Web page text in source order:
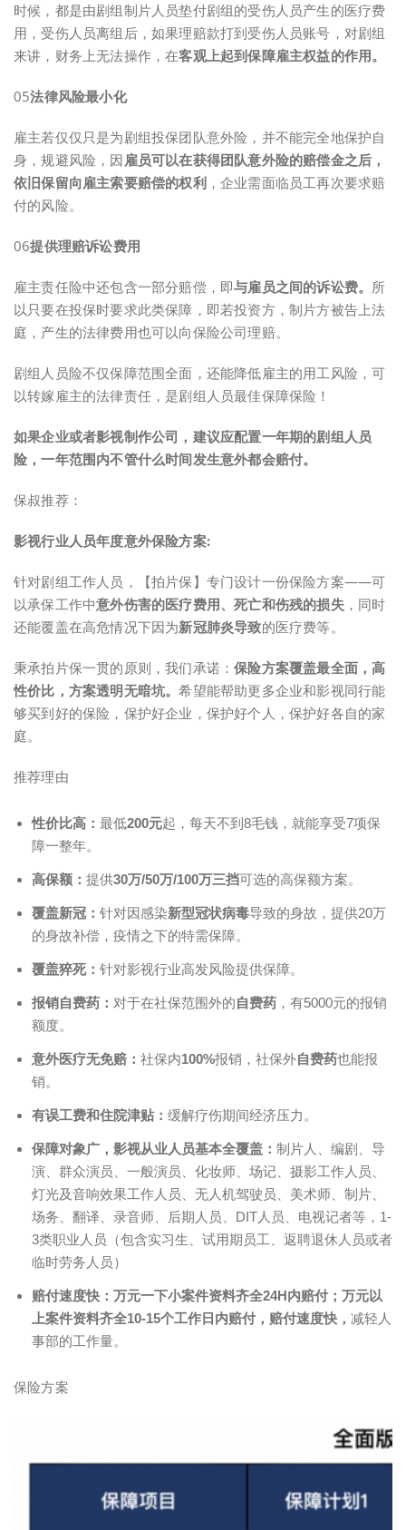
时候，都是由剧组制片人员垫付剧组的受伤人员产生的医疗费
用，受伤人员离组后，如果理赔款打到受伤人员账号，对剧组
来讲，财务上无法操作，在客观上起到保障雇主权益的作用。
05法律风险最小化
雇主若仅仅只是为剧组投保团队意外险，并不能完全地保护自
身，规避风险，因 雇员可以在获得团队意外险的赔偿金之后，
依旧保留向雇主索要赔偿的权利，企业需面临员工再次要求赔
付的风险。
06提供理赔诉讼费用
雇主责任险中还包含一部分赔偿，即与雇员之间的诉讼费。 所
以只要在投保时要求此类保障，即若投资方，制片方被告上法
庭，产生的法律费用也可以向保险公司理赔。
剧组人员险不仅保障范围全面，还能降低雇主的用工风险，可
以转嫁雇主的法律责任，是剧组人员最佳保障保险！
如果企业或者影视制作公司，建议应配置一年期的剧组人员
险，一年范围内不管什么时间发生意外都会赔付。
保叔推荐：
影视行业人员年度意外保险方案:
针对剧组工作人员，【拍片保】专门设计一份保险方案——可
以承保工作中意外伤害的医疗费用、死亡和伤残的损失，同时
还能覆盖在高危情况下因为新冠肺炎导致的医疗费等。
秉承拍片保一贯的原则，我们承诺：保险方案覆盖最全面，高
性价比，方案透明无暗坑。希望能帮助更多企业和影视同行能
够买到好的保险，保护好企业，保护好个人，保护好各自的家
庭。
推荐理由
性价比高 ： 最低200元起，每天不到8毛钱，就能享受7项保
障一整年。
高保额： 提供30万/50万/100万三挡可选的高保额方案。
覆盖新冠 ： 针对因感染新型冠状病毒导致的身故，提供20万
的身故补偿，疫情之下的特需保障。
覆盖猝死： 针对影视行业高发风险提供保障。
报销自费药： 对于在社保范围外的自费药 ，有5000元的报销
额度。
意外医疗无免赔： 社保内100%报销，社保外自费药也能报
销。
有误工费和住院津贴： 缓解疗伤期间经济压力。
保障对象广 ， 影视从业人员基本全覆盖： 制片人、编剧、导
演、群众演员、一般演员、化妆师、场记、摄影工作人员、
灯光及音响效果工作人员、无人机驾驶员、美术师、制片、
场务、翻译、录音师、后期人员、DIT人员、电视记者等，1-
3类职业人员（包含实习生、试用期员工、返聘退休人员或者
临时劳务人员）
赔付速度快： 万元一下小案件资料齐全24H内赔付；万元以
上案件资料齐全10-15个工作日内赔付， 赔付速度快， 减轻人
事部的工作量。
保险方案